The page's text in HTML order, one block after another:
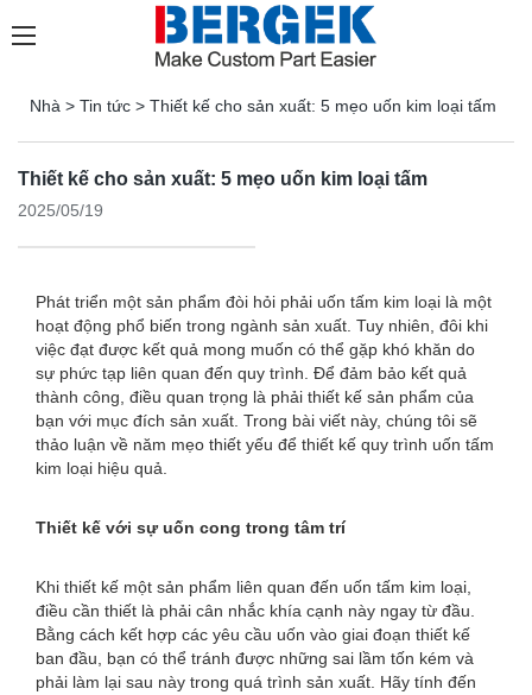
Nhà > Tin tức > Thiết kế cho sản xuất: 5 mẹo uốn kim loại tấm
Thiết kế cho sản xuất: 5 mẹo uốn kim loại tấm
2025/05/19
Phát triển một sản phẩm đòi hỏi phải uốn tấm kim loại là một
hoạt động phổ biến trong ngành sản xuất. Tuy nhiên, đôi khi
việc đạt được kết quả mong muốn có thể gặp khó khăn do
sự phức tạp liên quan đến quy trình. Để đảm bảo kết quả
thành công, điều quan trọng là phải thiết kế sản phẩm của
bạn với mục đích sản xuất. Trong bài viết này, chúng tôi sẽ
thảo luận về năm mẹo thiết yếu để thiết kế quy trình uốn tấm
kim loại hiệu quả.
Thiết kế với sự uốn cong trong tâm trí
Khi thiết kế một sản phẩm liên quan đến uốn tấm kim loại,
điều cần thiết là phải cân nhắc khía cạnh này ngay từ đầu.
Bằng cách kết hợp các yêu cầu uốn vào giai đoạn thiết kế
ban đầu, bạn có thể tránh được những sai lầm tốn kém và
phải làm lại sau này trong quá trình sản xuất. Hãy tính đến